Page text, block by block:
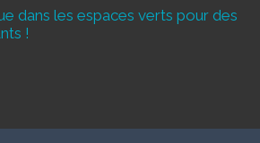
dans les espaces verts pour des
!